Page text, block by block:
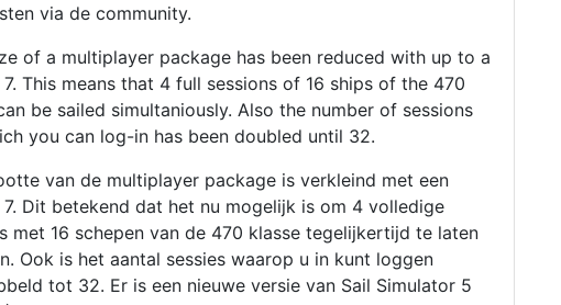
via de community.
of a multiplayer package has been reduced with up to a
This means that 4 full sessions of 16 ships of the 470
be sailed simultaniously. Also the number of sessions
you can log-in has been doubled until 32.
van de multiplayer package is verkleind met een
Dit betekend dat het nu mogelijk is om 4 volledige
met 16 schepen van de 470 klasse tegelijkertijd te laten
Ook is het aantal sessies waarop u in kunt loggen
tot 32. Er is een nieuwe versie van Sail Simulator 5